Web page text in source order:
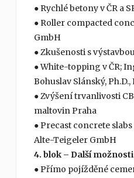
● Rychlé betony v ČR a
● Roller compacted
GmbH
● Zkušenosti s
● White-topping v ČR;
Bohuslav Slánský,
● Zvýšení trvanlivosti
maltovin Praha
● Precast concrete
Alte-Teigeler GmbH
4. blok – Další
● Přímo pojížděné